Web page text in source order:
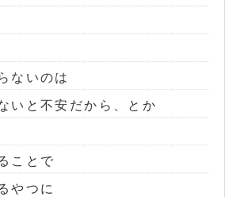
ないのは
いと不安だから、とか
ことで
やつに